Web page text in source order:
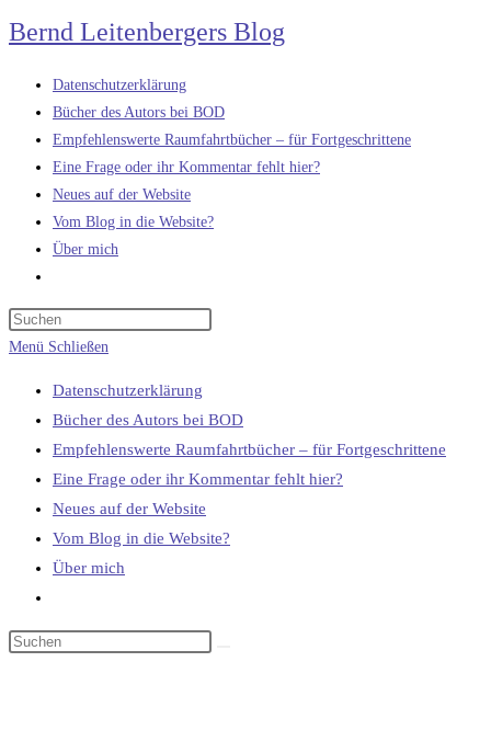
Zum
Inhalt
springen
Bernd Leitenbergers Blog
Datenschutzerklärung
Bücher des Autors bei BOD
Empfehlenswerte Raumfahrtbücher – für Fortgeschrittene
Eine Frage oder ihr Kommentar fehlt hier?
Neues auf der Website
Vom Blog in die Website?
Über mich
umschalten
Menü Schließen
Datenschutzerklärung
Bücher des Autors bei BOD
Empfehlenswerte Raumfahrtbücher – für Fortgeschrittene
Eine Frage oder ihr Kommentar fehlt hier?
Neues auf der Website
Vom Blog in die Website?
Über mich
umschalten